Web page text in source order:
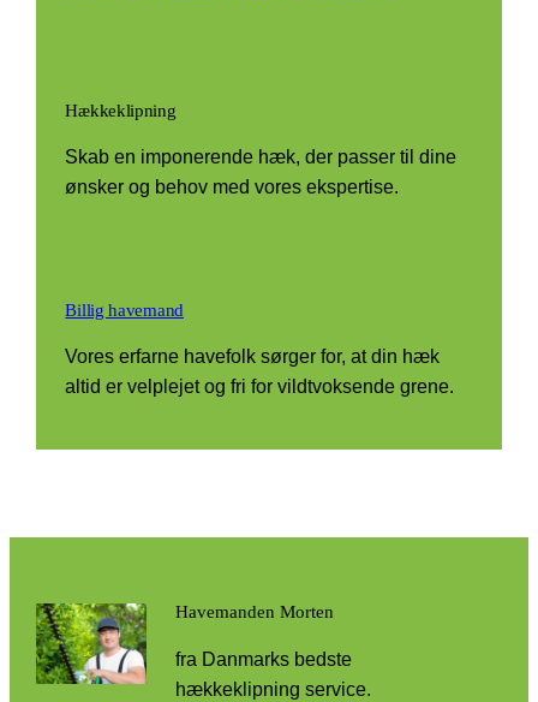
Hækkeklipning
Skab en imponerende hæk, der passer til dine
ønsker og behov med vores ekspertise.
Billig havemand
Vores erfarne havefolk sørger for, at din hæk
altid er velplejet og fri for vildtvoksende grene.
Havemanden Morten
fra Danmarks bedste
hækkeklipning service.